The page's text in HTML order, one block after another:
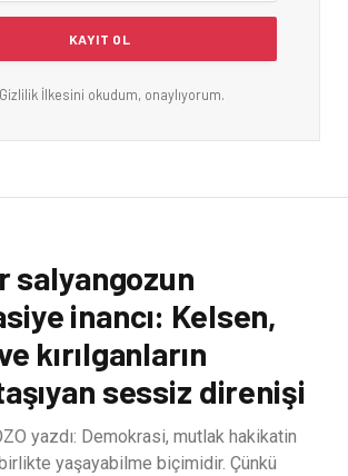
Gizlilik İlkesini okudum, onaylıyorum.
salyangozun
inancı: Kelsen,
kırılganların
sessiz direnişi
yazdı: Demokrasi, mutlak hakikatin
yaşayabilme biçimidir. Çünkü